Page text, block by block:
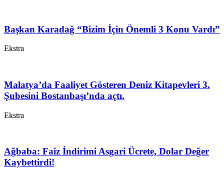
Başkan Karadağ “Bizim İçin Önemli 3 Konu Vardı”
Ekstra
Malatya’da Faaliyet Gösteren Deniz Kitapevleri 3.
Şubesini Bostanbaşı’nda açtı.
Ekstra
Ağbaba: Faiz İndirimi Asgari Ücrete, Dolar Değer
Kaybettirdi!